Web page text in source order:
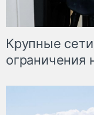
Крупные
ограничения